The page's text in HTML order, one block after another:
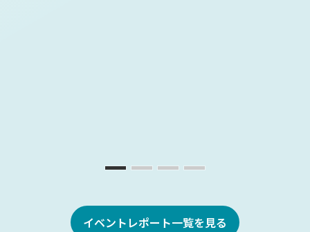
イベントレポート一覧を見る